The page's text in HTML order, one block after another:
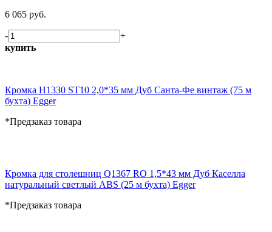
6 065 руб.
-
+
купить
Кромка H1330 ST10 2,0*35 мм Дуб Санта-Фе винтаж (75 м
бухта) Egger
*Предзаказ товара
Кромка для столешниц Q1367 RO 1,5*43 мм Дуб Каселла
натуральный светлый ABS (25 м бухта) Egger
*Предзаказ товара